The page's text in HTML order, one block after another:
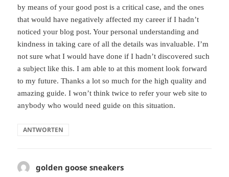
by means of your good post is a critical case, and the ones
that would have negatively affected my career if I hadn’t
noticed your blog post. Your personal understanding and
kindness in taking care of all the details was invaluable. I’m
not sure what I would have done if I hadn’t discovered such
a subject like this. I am able to at this moment look forward
to my future. Thanks a lot so much for the high quality and
amazing guide. I won’t think twice to refer your web site to
anybody who would need guide on this situation.
ANTWORTEN
golden goose sneakers